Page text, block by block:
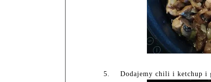
5. Dodajemy chili i ketchup i